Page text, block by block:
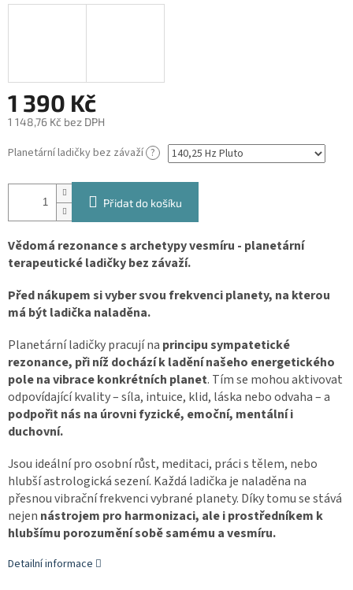
1 390 Kč
1 148,76 Kč bez DPH
cena:
Planetární ladičky bez závaží ?
Přidat do košíku
Vědomá rezonance s archetypy vesmíru - planetární
terapeutické ladičky bez závaží.
Před nákupem si vyber svou frekvenci planety, na kterou
má být ladička naladěna.
Planetární ladičky pracují na principu sympatetické
rezonance, při níž dochází k ladění našeho energetického
pole na vibrace konkrétních planet. Tím se mohou aktivovat
odpovídající kvality – síla, intuice, klid, láska nebo odvaha – a
podpořit nás na úrovni fyzické, emoční, mentální i
duchovní.
Jsou ideální pro osobní růst, meditaci, práci s tělem, nebo
hlubší astrologická sezení. Každá ladička je naladěna na
přesnou vibrační frekvenci vybrané planety. Díky tomu se stává
nejen nástrojem pro harmonizaci, ale i prostředníkem k
hlubšímu porozumění sobě samému a vesmíru.
Detailní informace